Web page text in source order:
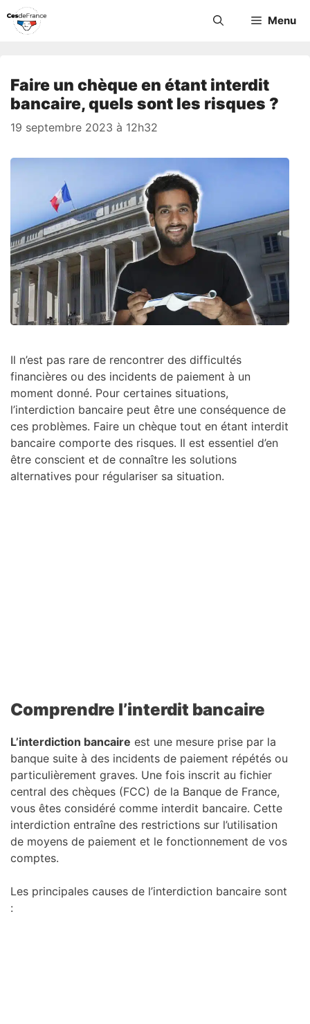
Aller
Menu
Faire un chèque en étant interdit
bancaire, quels sont les risques ?
19 septembre 2023 à 12h32
Il n’est pas rare de rencontrer des difficultés
financières ou des incidents de paiement à un
moment donné. Pour certaines situations,
l’interdiction bancaire peut être une conséquence de
ces problèmes. Faire un chèque tout en étant interdit
bancaire comporte des risques. Il est essentiel d’en
être conscient et de connaître les solutions
alternatives pour régulariser sa situation.
Comprendre l’interdit bancaire
L’interdiction bancaire est une mesure prise par la
banque suite à des incidents de paiement répétés ou
particulièrement graves. Une fois inscrit au fichier
central des chèques (FCC) de la Banque de France,
vous êtes considéré comme interdit bancaire. Cette
interdiction entraîne des restrictions sur l’utilisation
de moyens de paiement et le fonctionnement de vos
comptes.
Les principales causes de l’interdiction bancaire sont
: